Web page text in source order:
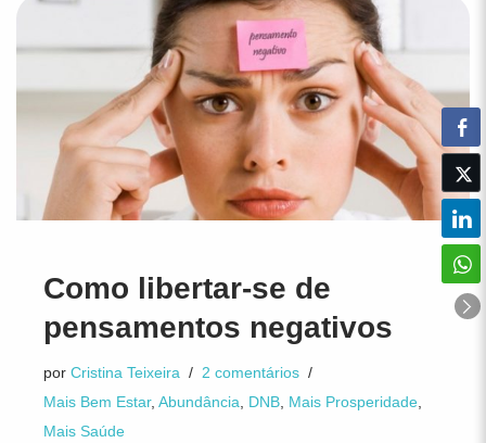
Como libertar-se de
pensamentos negativos
por Cristina Teixeira
2 comentários
Mais Bem Estar, Abundância DNB Mais Prosperidade
Mais Saúde